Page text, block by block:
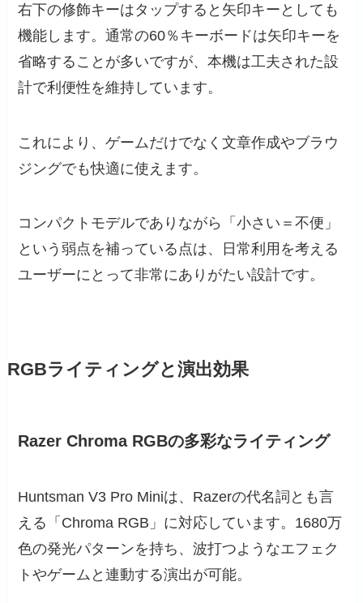
右下の修飾キーはタップすると矢印キーとしても
機能します。通常の60％キーボードは矢印キーを
省略することが多いですが、本機は工夫された設
計で利便性を維持しています。
これにより、ゲームだけでなく文章作成やブラウ
ジングでも快適に使えます。
コンパクトモデルでありながら「小さい＝不便」
という弱点を補っている点は、日常利用を考える
ユーザーにとって非常にありがたい設計です。
RGBライティングと演出効果
Razer Chroma RGBの多彩なライティング
Huntsman V3 Pro Miniは、Razerの代名詞とも言
える「Chroma RGB」に対応しています。1680万
色の発光パターンを持ち、波打つようなエフェク
トやゲームと連動する演出が可能。